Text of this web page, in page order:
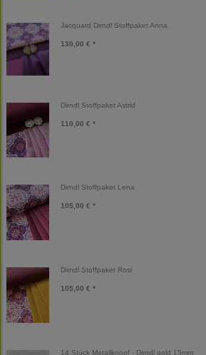
Jacquard Dirndl Stoffpaket Anna
130,00 € *
Dirndl Stoffpaket Astrid
110,00 € *
Dirndl Stoffpaket Lena
105,00 € *
Dirndl Stoffpaket Rosi
105,00 € *
14 Stück Metallknopf - Dirndl gold 15mm